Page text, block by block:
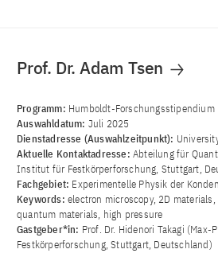
Prof. Dr. Adam Tsen
Programm: Humboldt-Forschungsstipendium
Auswahldatum: Juli 2025
Dienstadresse (Auswahlzeitpunkt):
Aktuelle Kontaktadresse: Abteilung für
Institut für Festkörperforschung, Stuttgart,
Fachgebiet: Experimentelle Physik der
Keywords: electron microscopy, 2D
quantum materials, high pressure
Gastgeber*in: Prof. Dr. Hidenori Takagi
Festkörperforschung, Stuttgart, Deutschland)